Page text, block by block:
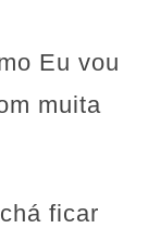
Eu vou
muita
ficar